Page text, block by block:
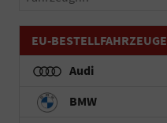
EU-BESTELLFAHRZEUGE
Audi
BMW